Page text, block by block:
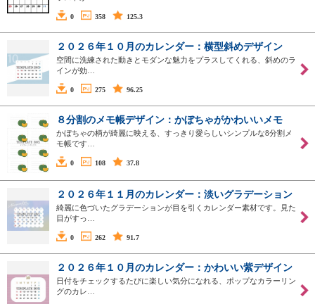
0 358 125.3
２０２６年１０月のカレンダー：横型斜めデザイン
空間に洗練された動きとモダンな魅力をプラスしてくれる、斜めのラ
インが効…
0 275 96.25
８分割のメモ帳デザイン：かぼちゃがかわいいメモ
かぼちゃの柄が綺麗に映える、すっきり愛らしいシンプルな8分割メ
モ帳です…
0 108 37.8
２０２６年１１月のカレンダー：淡いグラデーション
綺麗に色づいたグラデーションが目を引くカレンダー素材です。見た
目がすっ…
0 262 91.7
２０２６年１０月のカレンダー：かわいい紫デザイン
日付をチェックするたびに楽しい気分になれる、ポップなカラーリン
グのカレ…